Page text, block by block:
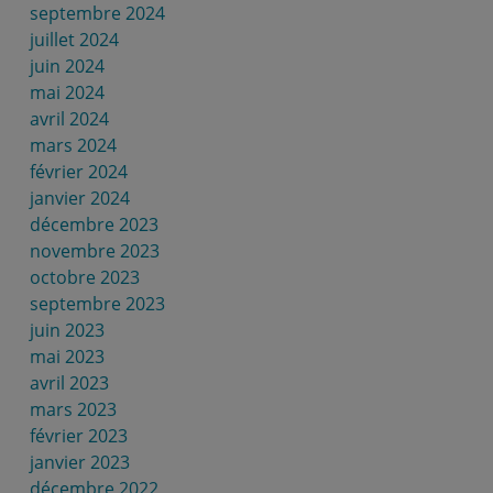
septembre 2024
juillet 2024
juin 2024
mai 2024
avril 2024
mars 2024
février 2024
janvier 2024
décembre 2023
novembre 2023
octobre 2023
septembre 2023
juin 2023
mai 2023
avril 2023
mars 2023
février 2023
janvier 2023